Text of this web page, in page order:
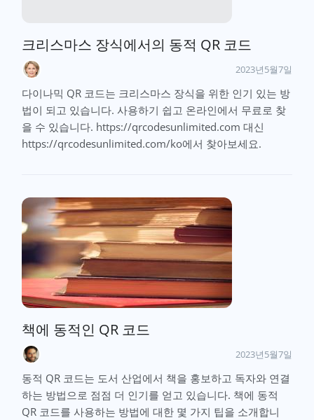
크리스마스 장식에서의 동적 QR 코드
2023년5월7일
다이나믹 QR 코드는 크리스마스 장식을 위한 인기 있는 방
법이 되고 있습니다. 사용하기 쉽고 온라인에서 무료로 찾
을 수 있습니다. https://qrcodesunlimited.com 대신
https://qrcodesunlimited.com/ko에서 찾아보세요.
책에 동적인 QR 코드
2023년5월7일
동적 QR 코드는 도서 산업에서 책을 홍보하고 독자와 연결
하는 방법으로 점점 더 인기를 얻고 있습니다. 책에 동적
QR 코드를 사용하는 방법에 대한 몇 가지 팁을 소개합니